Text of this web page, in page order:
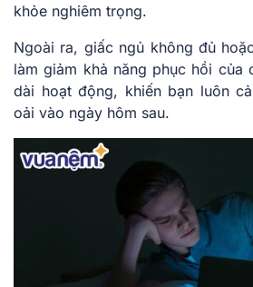
khỏe nghiêm trọng.
Ngoài ra, giấc ngủ không đủ
làm giảm khả năng phục hồi của
dài hoạt động, khiến bạn luôn
oải vào ngày hôm sau.